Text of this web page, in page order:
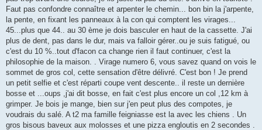
Faut pas confondre connaître et arpenter le chemin... bon bin la j'arpente,
la pente, en fixant les panneaux à la con qui comptent les virages...
45...plus que 44.. au 30 ème je dois basculer en haut de la cassette. J'ai
plus de dent, pas dans le dur, mais va falloir gérer..ou je suis fatigué, ou
c'est du 10 %..tout d'facon ca change rien il faut continuer, c'est la
philosophie de la maison. . Virage numero 6, vous savez quand on vois le
sommet de gros col, cette sensation d'être délivré. C'est bon ! Je prend
un petit selfie et c'est réparti coupe vent descente.. il reste un dernière
bosse et ...oups ,j'ai dit bosse, en fait c'est plus encore un col ,12 km à
grimper. Je bois je mange, bien sur j'en peut plus des compotes, je
voudrais du salé. A t2 ma famille feigniasse est la avec les chiens . Un
gros bisous baveux aux molosses et une pizza engloutis en 2 secondes .